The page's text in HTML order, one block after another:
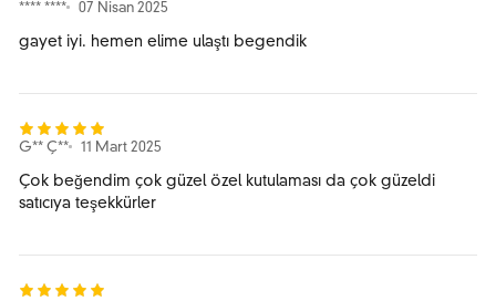
**** **** 07 Nisan 2025
gayet iyi. hemen elime ulaştı begendik
G** Ç** 11 Mart 2025
Çok beğendim çok güzel özel kutulaması da çok güzeldi
satıcıya teşekkürler